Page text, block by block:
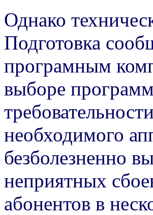
Однако
Подготовка
програмным
выборе
необходимого
безболезненно
неприятных
абонентов в